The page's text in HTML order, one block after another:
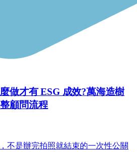
做才有 ESG 成效?萬海造樹
顧問流程
不是辦完拍照就結束的一次性公關